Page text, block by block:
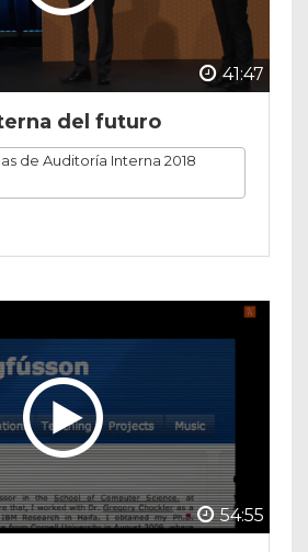
41:47
del futuro
de Auditoría Interna 2018
54:55